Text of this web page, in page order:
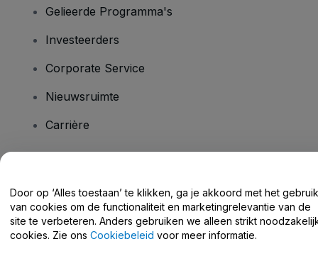
Gelieerde Programma's
Investeerders
Corporate Service
Nieuwsruimte
Carrière
Helpcentrum / Neem Contact Met Ons Op
Door op ‘Alles toestaan’ te klikken, ga je akkoord met het gebruik
van cookies om de functionaliteit en marketingrelevantie van de
site te verbeteren. Anders gebruiken we alleen strikt
cookies. Zie ons Cookiebeleid voor meer informatie.